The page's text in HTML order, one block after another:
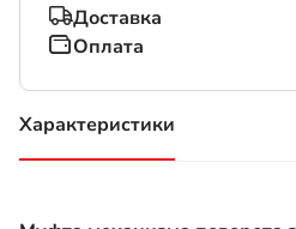
Доставка
Оплата
Характеристики
(активная вкладка)